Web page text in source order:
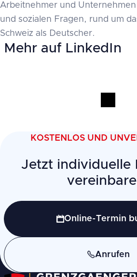
Arbeitnehmer und
und sozialen Fragen, rund um
Schweiz als Deutscher.
Mehr auf LinkedIn
KOSTENLOS UND
Jetzt individuelle
Online-Termin
Anrufen